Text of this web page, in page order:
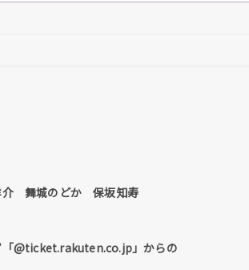
舞城のどか 保坂知寿
「@ticket.rakuten.co.jp」からの